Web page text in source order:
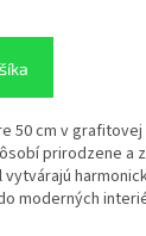
50 cm v
prirodzene a
moderných